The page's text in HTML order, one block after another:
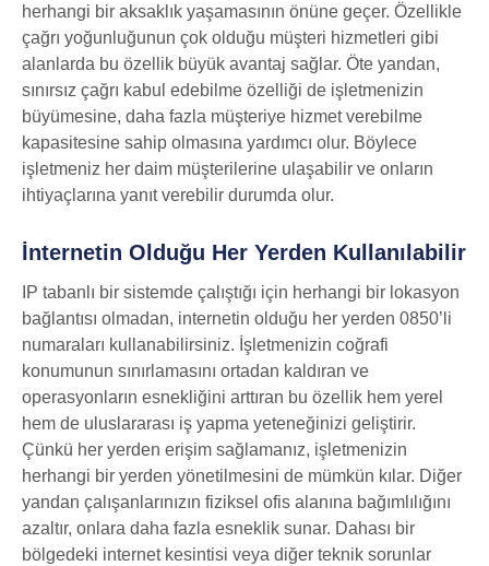
herhangi bir aksaklık yaşamasının önüne geçer. Özellikle
çağrı yoğunluğunun çok olduğu müşteri hizmetleri gibi
alanlarda bu özellik büyük avantaj sağlar. Öte yandan,
sınırsız çağrı kabul edebilme özelliği de işletmenizin
büyümesine, daha fazla müşteriye hizmet verebilme
kapasitesine sahip olmasına yardımcı olur. Böylece
işletmeniz her daim müşterilerine ulaşabilir ve onların
ihtiyaçlarına yanıt verebilir durumda olur.
İnternetin Olduğu Her Yerden Kullanılabilir
IP tabanlı bir sistemde çalıştığı için herhangi bir lokasyon
bağlantısı olmadan, internetin olduğu her yerden 0850’li
numaraları kullanabilirsiniz. İşletmenizin coğrafi
konumunun sınırlamasını ortadan kaldıran ve
operasyonların esnekliğini arttıran bu özellik hem yerel
hem de uluslararası iş yapma yeteneğinizi geliştirir.
Çünkü her yerden erişim sağlamanız, işletmenizin
herhangi bir yerden yönetilmesini de mümkün kılar. Diğer
yandan çalışanlarınızın fiziksel ofis alanına bağımlılığını
azaltır, onlara daha fazla esneklik sunar. Dahası bir
bölgedeki internet kesintisi veya diğer teknik sorunlar